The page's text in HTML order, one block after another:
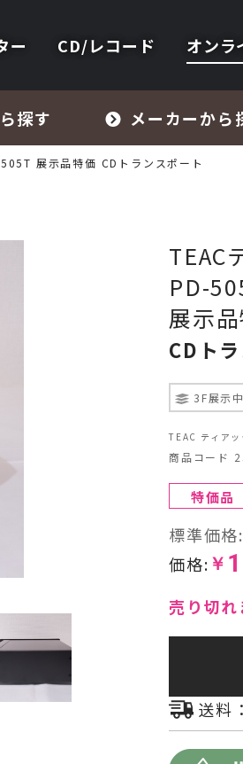
ー CD/レコード オンラ
探す メーカーから
ー
ン
展示品特価 CDトランスポート
TEAC
PD-
展示
CDト
3F展示
TEAC ティア
商品コード
特価品
標準価格:
価格: ￥
売り切
送料